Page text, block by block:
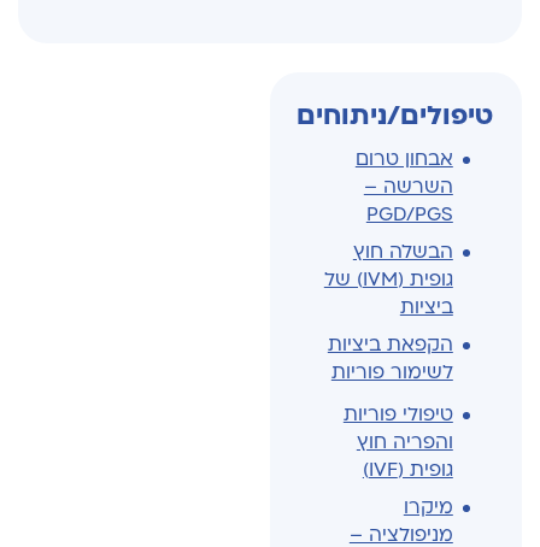
טיפולים/ניתוחים
אבחון טרום
השרשה –
PGD/PGS
הבשלה חוץ
גופית (IVM) של
ביציות
הקפאת ביציות
לשימור פוריות
טיפולי פוריות
והפריה חוץ
גופית (IVF)
מיקרו
מניפולציה –